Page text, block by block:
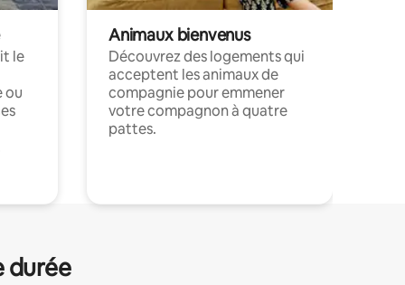
le
ou
Animaux bienvenus
Découvrez des logements qui
acceptent les animaux de
compagnie pour emmener
votre compagnon à quatre
pattes.
durée